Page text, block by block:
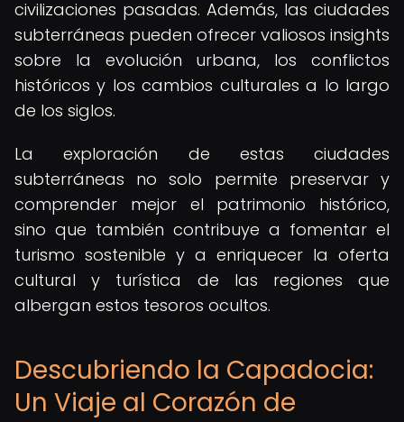
civilizaciones pasadas. Además, las ciudades
subterráneas pueden ofrecer valiosos insights
sobre la evolución urbana, los conflictos
históricos y los cambios culturales a lo largo
de los siglos.
La exploración de estas ciudades
subterráneas no solo permite preservar y
comprender mejor el patrimonio histórico,
sino que también contribuye a fomentar el
turismo sostenible y a enriquecer la oferta
cultural y turística de las regiones que
albergan estos tesoros ocultos.
Descubriendo la Capadocia:
Un Viaje al Corazón de